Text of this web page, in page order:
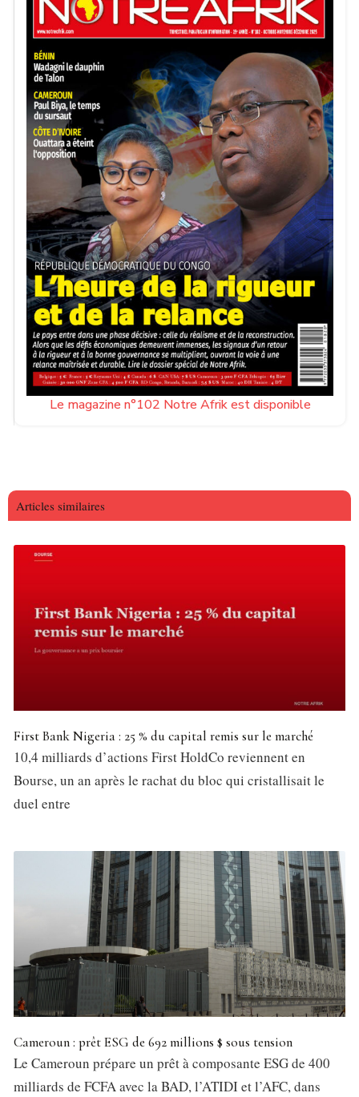
affiche une tendance opposée avec une perte plus nette de
compétitivité sur les marchés internationaux.
Le magazine n°102 Notre Afrik est disponible
Articles similaires
First Bank Nigeria : 25 % du capital remis sur le marché
10,4 milliards d’actions First HoldCo reviennent en
Bourse, un an après le rachat du bloc qui cristallisait le
duel entre
Cameroun : prêt ESG de 692 millions $ sous tension
Le Cameroun prépare un prêt à composante ESG de 400
milliards de FCFA avec la BAD, l’ATIDI et l’AFC, dans